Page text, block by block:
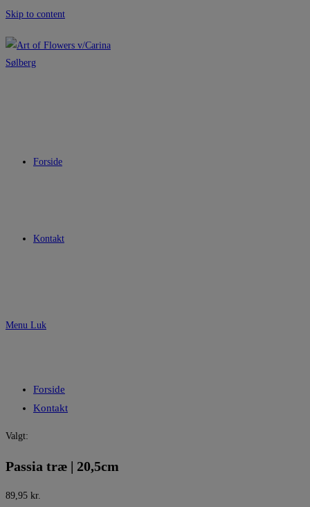
Skip to content
Forside
Kontakt
Menu Luk
Forside
Kontakt
Valgt:
Passia træ | 20,5cm
89,95 kr.